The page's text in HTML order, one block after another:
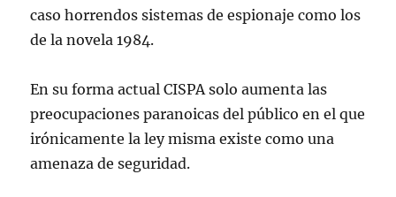
caso horrendos sistemas de espionaje como los
de la novela 1984.
En su forma actual CISPA solo aumenta las
preocupaciones paranoicas del público en el que
irónicamente la ley misma existe como una
amenaza de seguridad.